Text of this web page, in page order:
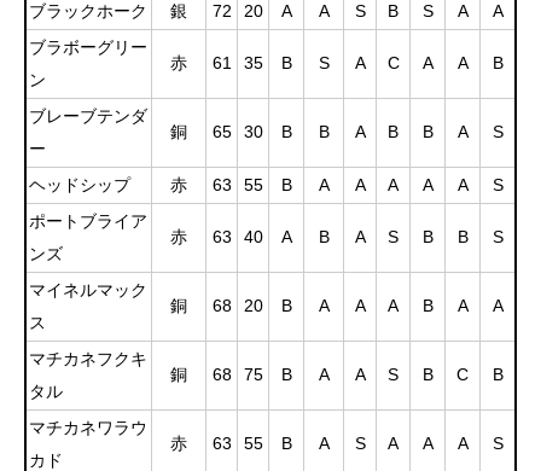
ブラックホーク 銀 72 20 A A S B S A
A
ブラボーグリー
ン
赤 61 35 B S A C A A B
ブレーブテンダ
ー
銅 65 30 B B A B B A S
ヘッドシップ 赤 63 55 B A A A A A
S
ポートブライア
ンズ
赤 63 40 A B A S B B S
マイネルマック
ス
銅 68 20 B A A A B A A
マチカネフクキ
タル
銅 68 75 B A A S B C B
マチカネワラウ
カド
赤 63 55 B A S A A A S